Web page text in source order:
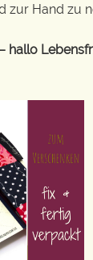
zur Hand zu
hallo